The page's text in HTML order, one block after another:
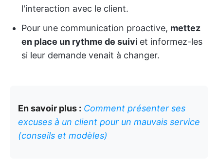
l'interaction avec le client.
Pour une communication proactive, mettez
en place un rythme de suivi et informez-les
si leur demande venait à changer.
En savoir plus : Comment présenter ses
excuses à un client pour un mauvais service
(conseils et modèles)